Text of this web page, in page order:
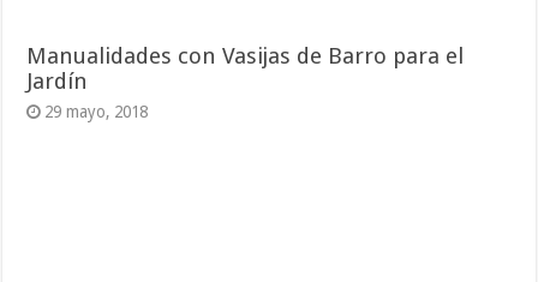
Manualidades con Vasijas de Barro para el
Jardín
29 mayo, 2018